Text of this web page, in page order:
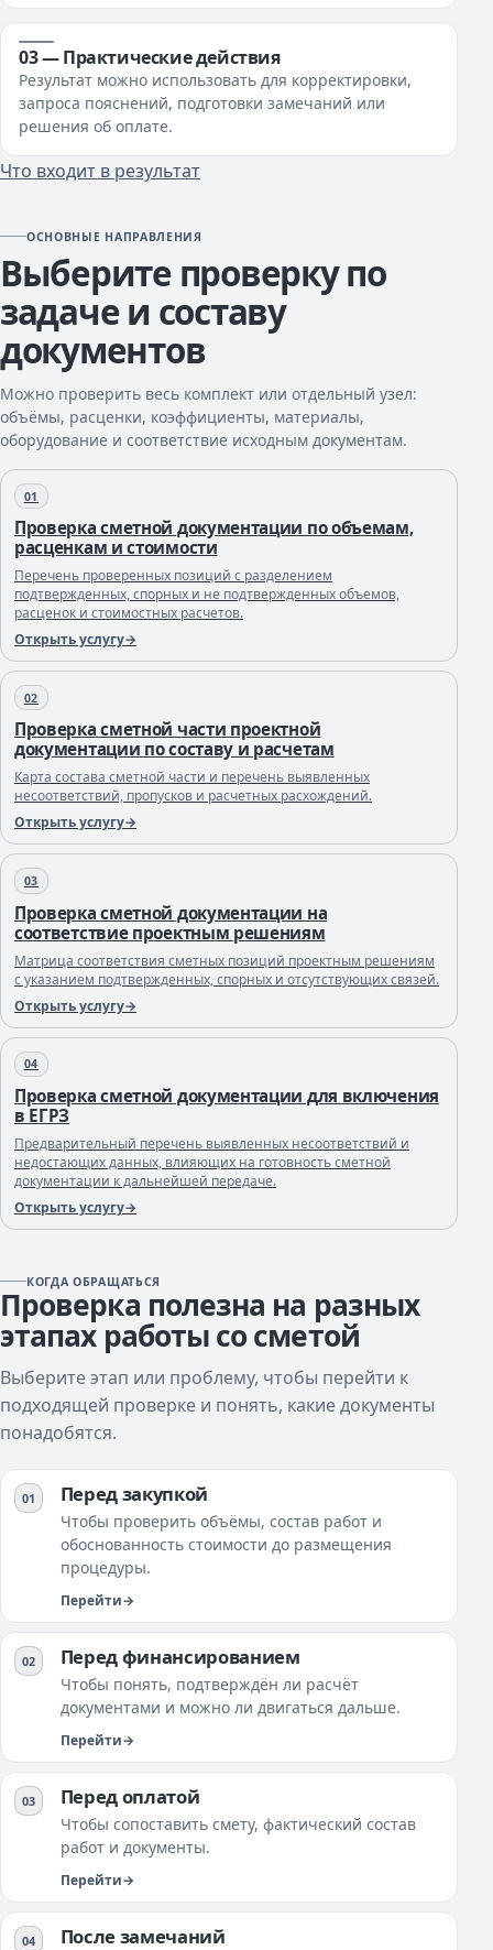
03 — Практические действия
Результат можно использовать для корректировки,
запроса пояснений, подготовки замечаний или
решения об оплате.
Что входит в результат
ОСНОВНЫЕ НАПРАВЛЕНИЯ
Выберите проверку по
задаче и составу
документов
Можно проверить весь комплект или отдельный узел:
объёмы, расценки, коэффициенты, материалы,
оборудование и соответствие исходным документам.
01
Проверка сметной документации по объемам,
расценкам и стоимости
Перечень проверенных позиций с разделением
подтвержденных, спорных и не подтвержденных объемов,
расценок и стоимостных расчетов.
Открыть услугу
02
Проверка сметной части проектной
документации по составу и расчетам
Карта состава сметной части и перечень выявленных
несоответствий, пропусков и расчетных расхождений.
Открыть услугу
03
Проверка сметной документации на
соответствие проектным решениям
Матрица соответствия сметных позиций проектным решениям
с указанием подтвержденных, спорных и отсутствующих связей.
Открыть услугу
04
Проверка сметной документации для включения
в ЕГРЗ
Предварительный перечень выявленных несоответствий и
недостающих данных, влияющих на готовность сметной
документации к дальнейшей передаче.
Открыть услугу
КОГДА ОБРАЩАТЬСЯ
Проверка полезна на разных
этапах работы со сметой
Выберите этап или проблему, чтобы перейти к
подходящей проверке и понять, какие документы
понадобятся.
Перед закупкой
Чтобы проверить объёмы, состав работ и
обоснованность стоимости до размещения
процедуры.
Перейти
Перед финансированием
Чтобы понять, подтверждён ли расчёт
документами и можно ли двигаться дальше.
Перейти
Перед оплатой
Чтобы сопоставить смету, фактический состав
работ и документы.
Перейти
После замечаний